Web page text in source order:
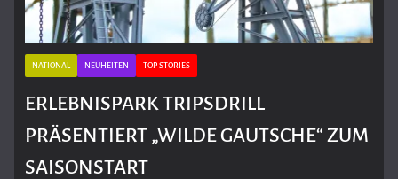
NATIONAL NEUHEITEN TOP STORIES
ERLEBNISPARK TRIPSDRILL
PRÄSENTIERT „WILDE GAUTSCHE“ ZUM
SAISONSTART